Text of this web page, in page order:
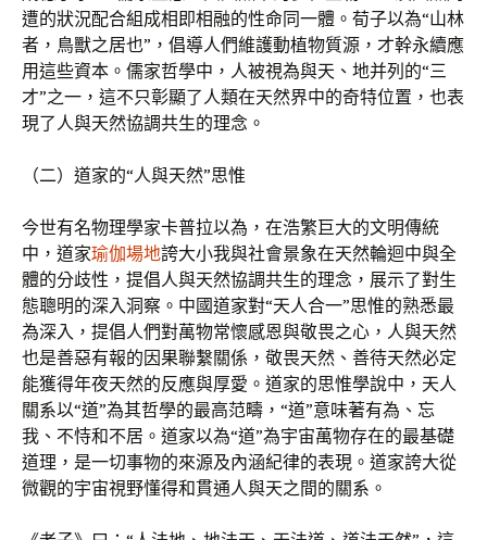
遭的狀況配合組成相即相融的性命同一體。荀子以為“山林
者，鳥獸之居也”，倡導人們維護動植物質源，才幹永續應
用這些資本。儒家哲學中，人被視為與天、地并列的“三
才”之一，這不只彰顯了人類在天然界中的奇特位置，也表
現了人與天然協調共生的理念。
（二）道家的“人與天然”思惟
今世有名物理學家卡普拉以為，在浩繁巨大的文明傳統
中，道家瑜伽場地誇大小我與社會景象在天然輪迴中與全
體的分歧性，提倡人與天然協調共生的理念，展示了對生
態聰明的深入洞察。中國道家對“天人合一”思惟的熟悉最
為深入，提倡人們對萬物常懷感恩與敬畏之心，人與天然
也是善惡有報的因果聯繫關係，敬畏天然、善待天然必定
能獲得年夜天然的反應與厚愛。道家的思惟學說中，天人
關系以“道”為其哲學的最高范疇，“道”意味著有為、忘
我、不恃和不居。道家以為“道”為宇宙萬物存在的最基礎
道理，是一切事物的來源及內涵紀律的表現。道家誇大從
微觀的宇宙視野懂得和貫通人與天之間的關系。